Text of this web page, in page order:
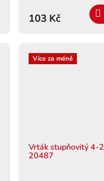
103 Kč
Více za méně
Vrták stupňovitý 4-
20487